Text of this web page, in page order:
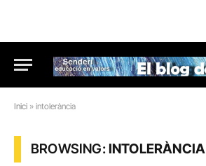
Inici » intolerància
BROWSING:INTOLERÀNCIA